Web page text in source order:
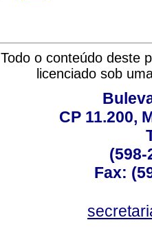
Todo o conteúdo deste
licenciado sob
CP 11.200,
(598-
Fax: